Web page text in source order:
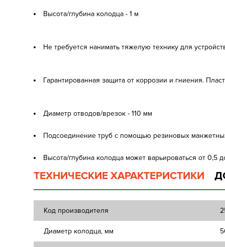
Высота/глубина колодца - 1 м
Не требуется нанимать тяжелую технику для
Гарантированная защита от коррозии и гниения.
Диаметр отводов/врезок - 110 мм
Подсоединение труб с помощью резиновых
Высота/глубина колодца может варьироваться от
ТЕХНИЧЕСКИЕ ХАРАКТЕРИСТИКИ
Код производителя
Диаметр колодца, мм